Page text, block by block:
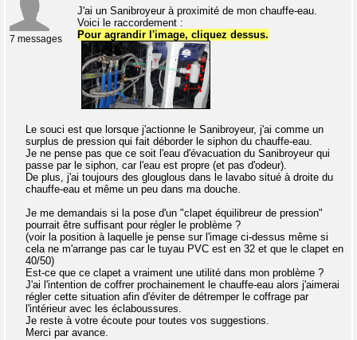
7 messages
J'ai un Sanibroyeur à proximité de mon chauffe-eau.
Voici le raccordement :
Pour agrandir l'image, cliquez dessus.
Le souci est que lorsque j'actionne le Sanibroyeur, j'ai comme un
surplus de pression qui fait déborder le siphon du chauffe-eau.
Je ne pense pas que ce soit l'eau d'évacuation du Sanibroyeur qui
passe par le siphon, car l'eau est propre (et pas d'odeur).
De plus, j'ai toujours des glouglous dans le lavabo situé à droite du
chauffe-eau et même un peu dans ma douche.
Je me demandais si la pose d'un "clapet équilibreur de pression"
pourrait être suffisant pour régler le problème ?
(voir la position à laquelle je pense sur l'image ci-dessus même si
cela ne m'arrange pas car le tuyau PVC est en 32 et que le clapet en
40/50)
Est-ce que ce clapet a vraiment une utilité dans mon problème ?
J'ai l'intention de coffrer prochainement le chauffe-eau alors j'aimerai
régler cette situation afin d'éviter de détremper le coffrage par
l'intérieur avec les éclaboussures.
Je reste à votre écoute pour toutes vos suggestions.
Merci par avance.